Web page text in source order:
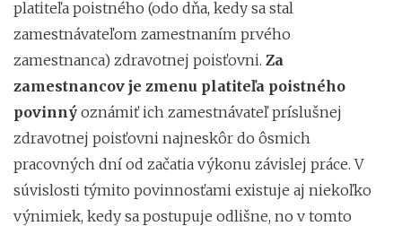
platiteľa poistného (odo dňa, kedy sa stal
zamestnávateľom zamestnaním prvého
zamestnanca) zdravotnej poisťovni. Za
zamestnancov je zmenu platiteľa poistného
povinný oznámiť ich zamestnávateľ príslušnej
zdravotnej poisťovni najneskôr do ôsmich
pracovných dní od začatia výkonu závislej práce. V
súvislosti týmito povinnosťami existuje aj niekoľko
výnimiek, kedy sa postupuje odlišne, no v tomto